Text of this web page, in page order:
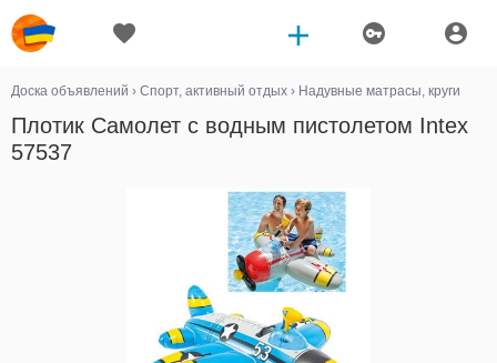
Доска объявлений › Спорт, активный отдых › Надувные матрасы, круги
Плотик Самолет с водным пистолетом Intex
57537